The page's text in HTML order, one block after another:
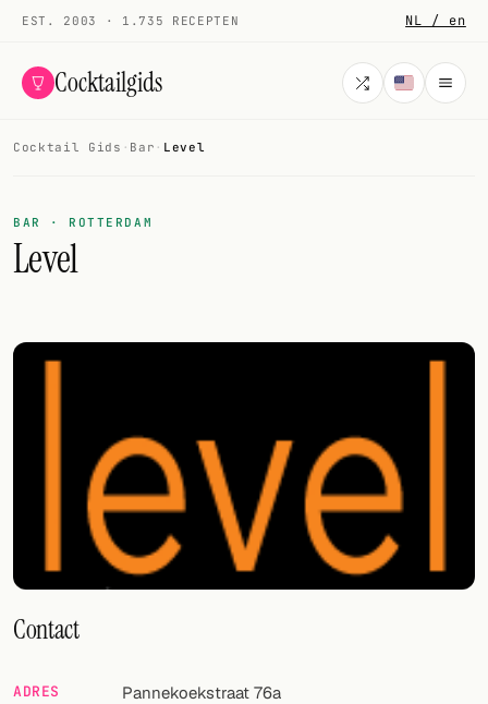
EST. 2003 · 1.735 RECEPTEN NL / en
Cocktailgids
COCKTAILS
Alle cocktails
Alcoholvrij
Willekeurig drankje
Voeg hier uw eigen cocktail of smoothie toe.
BAR
Alle dranken
Tools
Cocktail Gids · Bar · Level
BAR · ROTTERDAM
Level
Contact
ADRES
Pannekoekstraat 76a